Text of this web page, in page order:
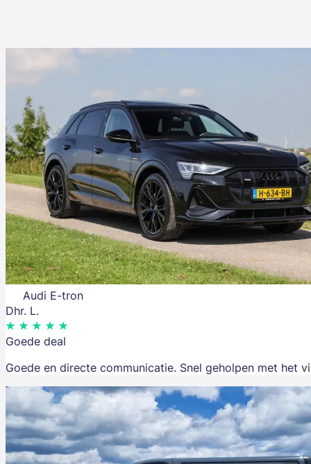
Audi E-tron
Dhr. L.
Goede deal
Goede en directe communicatie. Snel geholpen met het